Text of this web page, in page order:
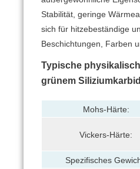
Stabilität, geringe
sich für hitzebeständige
Beschichtungen, Farben
Typische
grünem
Mohs-Härte:
Vickers-Härte:
Spezifisches